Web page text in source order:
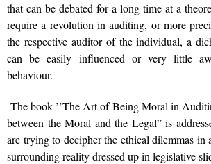
that can be debated for a long time at a
require a revolution in auditing, or more
the respective auditor of the individual, a
can be easily influenced or very little
behaviour.
The book ’’The Art of Being Moral in
between the Moral and the Legal” is
are trying to decipher the ethical dilemmas in
surrounding reality dressed up in legislative